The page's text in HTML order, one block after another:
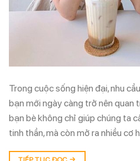
Trong cuộc sống hiện đại, nhu
bạn mới ngày càng trở nên quan
bạn bè không chỉ giúp chúng ta
tinh thần, mà còn mở ra nhiều cơ